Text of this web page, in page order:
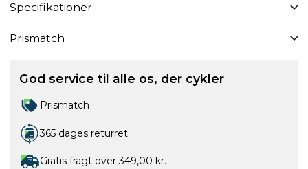
Specifikationer
Prismatch
God service til alle os, der cykler
Prismatch
365 dages returret
Gratis fragt over 349,00 kr.